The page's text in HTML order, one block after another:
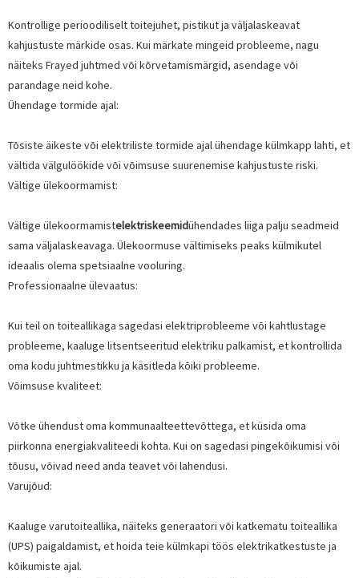
Kontrollige perioodiliselt toitejuhet, pistikut ja väljalaskeavat
kahjustuste märkide osas. Kui märkate mingeid probleeme, nagu
näiteks Frayed juhtmed või kõrvetamismärgid, asendage või
parandage neid kohe.
Ühendage tormide ajal:
Tõsiste äikeste või elektriliste tormide ajal ühendage külmkapp lahti, et
vältida välgulöökide või võimsuse suurenemise kahjustuste riski.
Vältige ülekoormamist:
Vältige ülekoormamistelektriskeemidühendades liiga palju seadmeid
sama väljalaskeavaga. Ülekoormuse vältimiseks peaks külmikutel
ideaalis olema spetsiaalne vooluring.
Professionaalne ülevaatus:
Kui teil on toiteallikaga sagedasi elektriprobleeme või kahtlustage
probleeme, kaaluge litsentseeritud elektriku palkamist, et kontrollida
oma kodu juhtmestikku ja käsitleda kõiki probleeme.
Võimsuse kvaliteet:
Võtke ühendust oma kommunaalteettevõttega, et küsida oma
piirkonna energiakvaliteedi kohta. Kui on sagedasi pingekõikumisi või
tõusu, võivad need anda teavet või lahendusi.
Varujõud:
Kaaluge varutoiteallika, näiteks generaatori või katkematu toiteallika
(UPS) paigaldamist, et hoida teie külmkapi töös elektrikatkestuste ja
kõikumiste ajal.